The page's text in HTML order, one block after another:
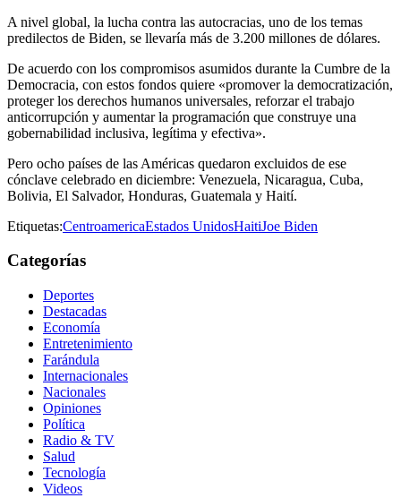
A nivel global, la lucha contra las autocracias, uno de los temas
predilectos de Biden, se llevaría más de 3.200 millones de dólares.
De acuerdo con los compromisos asumidos durante la Cumbre de la
Democracia, con estos fondos quiere «promover la democratización,
proteger los derechos humanos universales, reforzar el trabajo
anticorrupción y aumentar la programación que construye una
gobernabilidad inclusiva, legítima y efectiva».
Pero ocho países de las Américas quedaron excluidos de ese
cónclave celebrado en diciembre: Venezuela, Nicaragua, Cuba,
Bolivia, El Salvador, Honduras, Guatemala y Haití.
Etiquetas:CentroamericaEstados UnidosHaitiJoe Biden
Categorías
Deportes
Destacadas
Economía
Entretenimiento
Farándula
Internacionales
Nacionales
Opiniones
Política
Radio & TV
Salud
Tecnología
Videos